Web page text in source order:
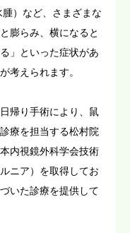
）など、さまざまな
膨らみ、横になると
」といった症状があ
考えられます。
帰り手術により、鼠
療を担当する松村院
内視鏡外科学会技術
ニア）を取得してお
いた診療を提供して